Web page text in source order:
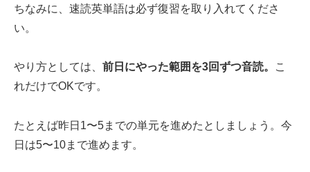
ちなみに、速読英単語は必ず復習を取り入れてくださ
い。
やり方としては、 前日にやった範囲を3回ずつ音読。
こ
れだけでOKです。
たとえば昨日1〜5までの単元を進めたとしましょう。今
日は5〜10まで進めます。